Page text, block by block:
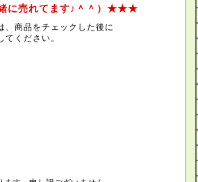
に売れてます♪＾＾）★★★
、商品をチェックした後に
ください。